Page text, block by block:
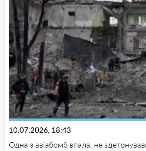
10.07.2026, 18:43
Одна з авіабомб впала, не